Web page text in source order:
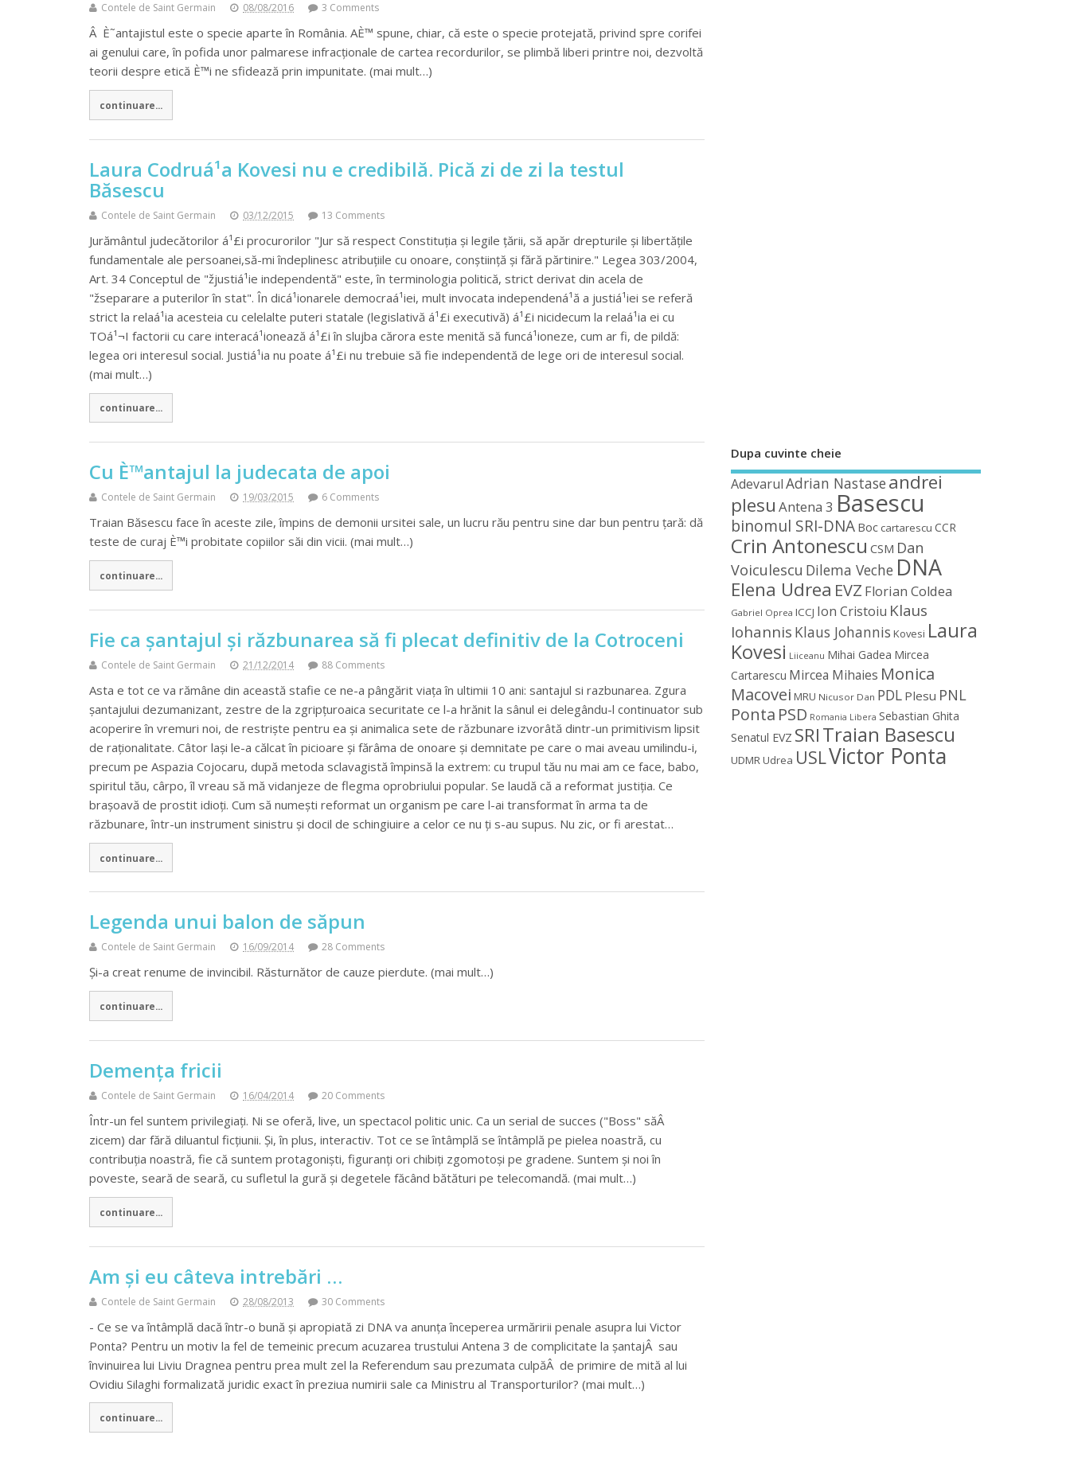
Contele de Saint Germain 08/08/2016 3 Comments
Â È˜antajistul este o specie aparte în România. AÈ™ spune, chiar, că este o specie protejată, privind spre corifei
ai genului care, în pofida unor palmarese infracționale de cartea recordurilor, se plimbă liberi printre noi, dezvoltă
teorii despre etică È™i ne sfidează prin impunitate. (mai mult…)
continuare...
Laura Codruá¹­a Kovesi nu e credibilă. Pică zi de zi la testul
Băsescu
Contele de Saint Germain 03/12/2015 13 Comments
Jurământul judecătorilor á¹£i procurorilor "Jur să respect Constituția și legile țării, să apăr drepturile și libertățile
fundamentale ale persoanei,să-mi îndeplinesc atribuțiile cu onoare, conștiință și fără părtinire." Legea 303/2004,
Art. 34 Conceptul de "žjustiá¹­ie independentă" este, în terminologia politică, strict derivat din acela de
"žseparare a puterilor în stat". În dicá¹­ionarele democraá¹­iei, mult invocata independená¹­ă a justiá¹­iei se referă
strict la relaá¹­ia acesteia cu celelalte puteri statale (legislativă á¹£i executivă) á¹£i nicidecum la relaá¹­ia ei cu
TOá¹¬I factorii cu care interacá¹­ionează á¹£i în slujba cărora este menită să funcá¹­ioneze, cum ar fi, de pildă:
legea ori interesul social. Justiá¹­ia nu poate á¹£i nu trebuie să fie independentă de lege ori de interesul social.
(mai mult…)
continuare...
Cu È™antajul la judecata de apoi
Contele de Saint Germain 19/03/2015 6 Comments
Traian Băsescu face în aceste zile, împins de demonii ursitei sale, un lucru rău pentru sine dar bun pentru țară: dă
teste de curaj È™i probitate copiilor săi din vicii. (mai mult…)
continuare...
Fie ca șantajul și răzbunarea să fi plecat definitiv de la Cotroceni
Contele de Saint Germain 21/12/2014 88 Comments
Asta e tot ce va rămâne din această stafie ce ne-a pângărit viața în ultimii 10 ani: santajul si razbunarea. Zgura
șantajului dezumanizant, zestre de la zgripțuroaica securitate ce l-a hrănit la sânul ei delegându-l continuator sub
acoperire în vremuri noi, de restriște pentru ea și animalica sete de răzbunare izvorâtă dintr-un primitivism lipsit
de raționalitate. Câtor lași le-a călcat în picioare și fărâma de onoare și demnitate pe care o mai aveau umilindu-i,
precum pe Aspazia Cojocaru, după metoda sclavagistă împinsă la extrem: cu trupul tău nu mai am ce face, babo,
spiritul tău, cârpo, îl vreau să mă vidanjeze de flegma oprobriului popular. Se laudă că a reformat justiția. Ce
brașoavă de prostit idioți. Cum să numești reformat un organism pe care l-ai transformat în arma ta de
răzbunare, într-un instrument sinistru și docil de schingiuire a celor ce nu ți s-au supus. Nu zic, or fi arestat…
continuare...
Legenda unui balon de săpun
Contele de Saint Germain 16/09/2014 28 Comments
Și-a creat renume de invincibil. Răsturnător de cauze pierdute. (mai mult…)
continuare...
Demența fricii
Contele de Saint Germain 16/04/2014 20 Comments
Într-un fel suntem privilegiați. Ni se oferă, live, un spectacol politic unic. Ca un serial de succes ("Boss" săÂ
zicem) dar fără diluantul ficțiunii. Și, în plus, interactiv. Tot ce se întâmplă se întâmplă pe pielea noastră, cu
contribuția noastră, fie că suntem protagoniști, figuranți ori chibiți zgomotoși pe gradene. Suntem și noi în
poveste, seară de seară, cu sufletul la gură și degetele făcând bătături pe telecomandă. (mai mult…)
continuare...
Am și eu câteva intrebări …
Contele de Saint Germain 28/08/2013 30 Comments
- Ce se va întâmplă dacă într-o bună și apropiată zi DNA va anunța începerea urmăririi penale asupra lui Victor
Ponta? Pentru un motiv la fel de temeinic precum acuzarea trustului Antena 3 de complicitate la șantajÂ sau
învinuirea lui Liviu Dragnea pentru prea mult zel la Referendum sau prezumata culpăÂ de primire de mită al lui
Ovidiu Silaghi formalizată juridic exact în preziua numirii sale ca Ministru al Transporturilor? (mai mult…)
continuare...
Dupa cuvinte cheie
Adevarul Adrian Nastaseandrei
plesu Antena 3 Basescu
binomul SRI-DNA Boc cartarescu CCR
Crin Antonescu CSM Dan
Voiculescu Dilema Veche DNA
Elena Udrea EVZ Florian Coldea
Gabriel Oprea ICCJ Ion Cristoiu Klaus
Iohannis Klaus Johannis Kovesi Laura
Kovesi Liiceanu Mihai Gadea Mircea
Cartarescu Mircea Mihaies Monica
Macovei MRU Nicusor Dan PDL Plesu PNL
Ponta PSD Romania Libera Sebastian Ghita
Senatul EVZ SRITraian Basescu
UDMRUdrea USLVictor Ponta